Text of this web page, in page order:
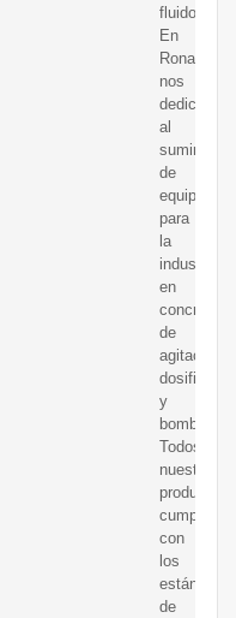
fluidos
En
Rona
nos
dedicamos
al
suministro
de
equipos
para
la
industria,
en
concreto
de
agitación,
y
bombeo.
Todos
nuestros
productos
cumplen
con
los
estándares
de